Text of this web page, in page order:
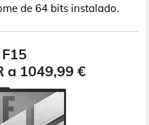
de 64 bits instalado.
a 1049,99 €